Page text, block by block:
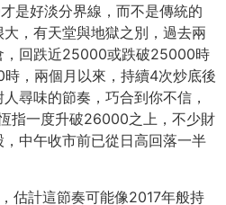
是好淡分界線，而不是傳統的
，有天堂與地獄之別，過去兩
，回跌近25000或跌破25000時
，兩個月以來，持續4次炒底後
尋味的節奏，巧合到你不信，
指一度升破26000之上，不少財
中午收市前已從日高回落一半
估計這節奏可能像2017年般持